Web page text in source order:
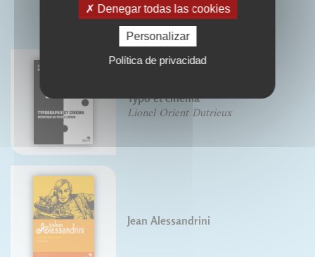
LIVRES ASSOCIÉS
Typo et cinéma
Lionel Orient Dutrieux
Jean Alessandrini
Denegar todas las cookies
Personalizar
Política de privacidad